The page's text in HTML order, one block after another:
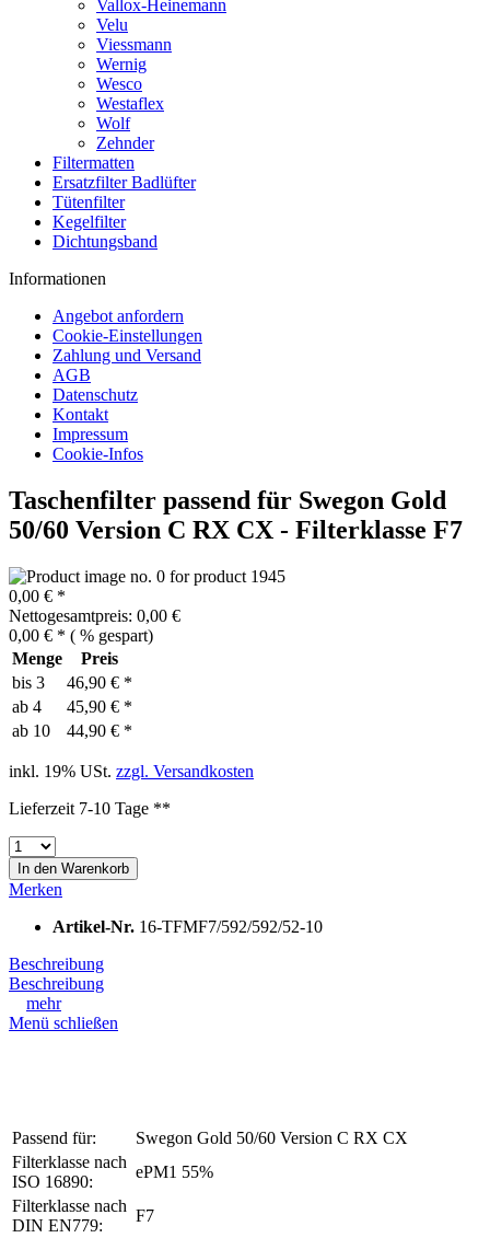
Vallox-Heinemann
Velu
Viessmann
Wernig
Wesco
Westaflex
Wolf
Zehnder
Filtermatten
Ersatzfilter Badlüfter
Tütenfilter
Kegelfilter
Dichtungsband
Informationen
Angebot anfordern
Cookie-Einstellungen
Zahlung und Versand
AGB
Datenschutz
Kontakt
Impressum
Cookie-Infos
Taschenfilter passend für Swegon Gold
50/60 Version C RX CX - Filterklasse F7
0,00 € *
Nettogesamtpreis: 0,00 €
0,00 € * ( % gespart)
Menge
Preis
bis 3
46,90 € *
ab 4
45,90 € *
ab 10 44,90 € *
inkl. 19% USt. zzgl. Versandkosten
Lieferzeit 7-10 Tage **
In den Warenkorb
Merken
Artikel-Nr. 16-TFMF7/592/592/52-10
Beschreibung
Beschreibung
mehr
Menü schließen
Passend für:
Swegon Gold 50/60 Version C RX CX
Filterklasse nach
ISO 16890:
ePM1 55%
Filterklasse nach
DIN EN779:
F7